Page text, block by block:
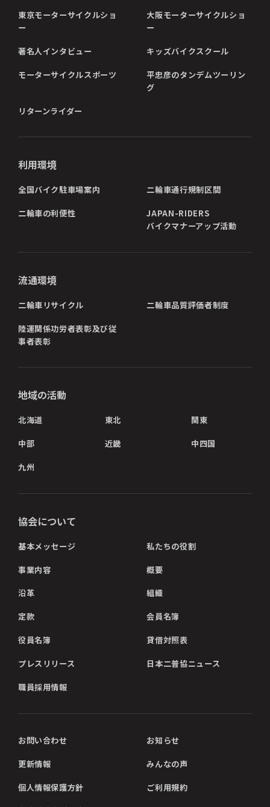
東京モーターサイクルショ
ー
大阪モーターサイクルショ
ー
著名人インタビュー キッズバイクスクール
モーターサイクルスポーツ
平忠彦のタンデムツーリン
グ
リターンライダー
利用環境
全国バイク駐車場案内 二輪車通行規制区間
二輪車の利便性
JAPAN-RIDERS
バイクマナーアップ活動
流通環境
二輪車リサイクル 二輪車品質評価者制度
陸運関係功労者表彰及び従
事者表彰
地域の活動
北海道 東北 関東
中部 近畿 中四国
九州
協会について
基本メッセージ 私たちの役割
事業内容 概要
沿革 組織
定款 会員名簿
役員名簿 貸借対照表
プレスリリース 日本二普協ニュース
職員採用情報
お問い合わせ お知らせ
更新情報 みんなの声
個人情報保護方針 ご利用規約